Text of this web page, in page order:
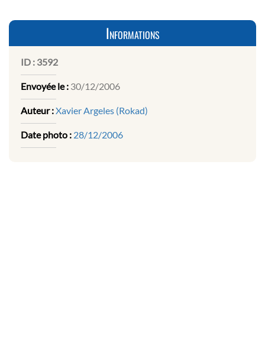
Informations
ID : 3592
Envoyée le : 30/12/2006
Auteur :Xavier Argeles (Rokad)
Date photo : 28/12/2006